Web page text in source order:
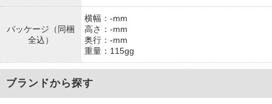
パッケージ（同梱
全込）
横幅：-mm
高さ：-mm
奥行：-mm
重量：115gg
ブランドから探す